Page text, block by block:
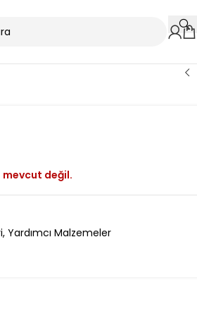
mevcut değil.
, Yardımcı Malzemeler